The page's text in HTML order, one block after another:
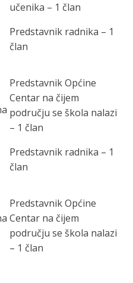
učenika – 1 član
Predstavnik radnika – 1
član
Predstavnik Općine
Centar na čijem
području se škola nalazi
– 1 član
Predstavnik radnika – 1
član
Predstavnik Općine
Centar na čijem
području se škola nalazi
– 1 član